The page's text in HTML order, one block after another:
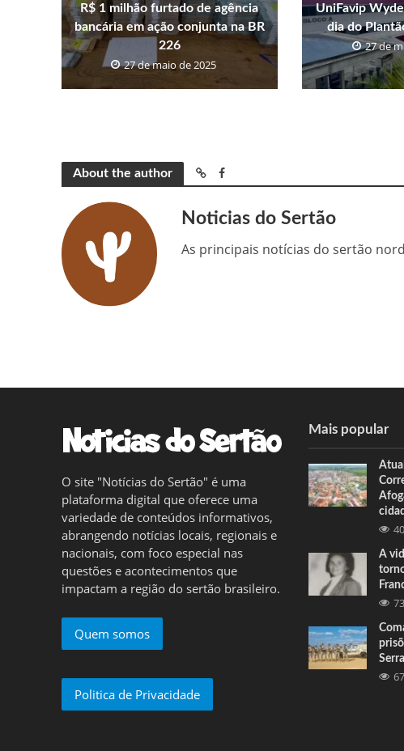
R$ 1 milhão furtado de agência
bancária em ação conjunta na BR
226
27 de maio de 2025
UniFavip
dia do
27 de
About the author
Noticias do Sertão
As principais notícias do sertão
O site "Notícias do Sertão" é uma
plataforma digital que oferece uma
variedade de conteúdos informativos,
abrangendo notícias locais, regionais e
nacionais, com foco especial nas
questões e acontecimentos que
impactam a região do sertão brasileiro.
Quem somos
Politica de Privacidade
Mais popular
A